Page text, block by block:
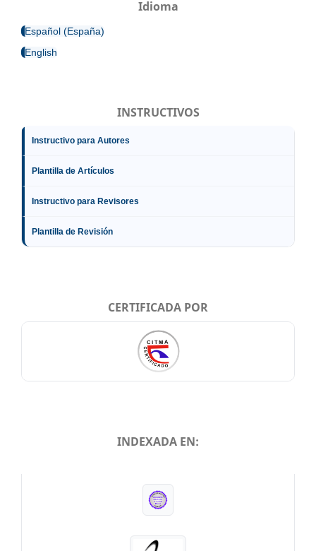
Idioma
Español (España)
English
INSTRUCTIVOS
Instructivo para Autores
Plantilla de Artículos
Instructivo para Revisores
Plantilla de Revisión
CERTIFICADA POR
INDEXADA EN: